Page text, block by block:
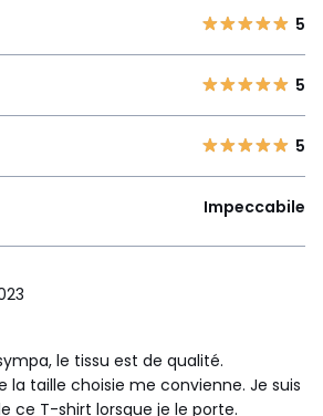
5
5
5
Impeccabile
le tissu est de qualité.
la taille choisie me convienne. Je suis
ce T-shirt lorsque je le porte.